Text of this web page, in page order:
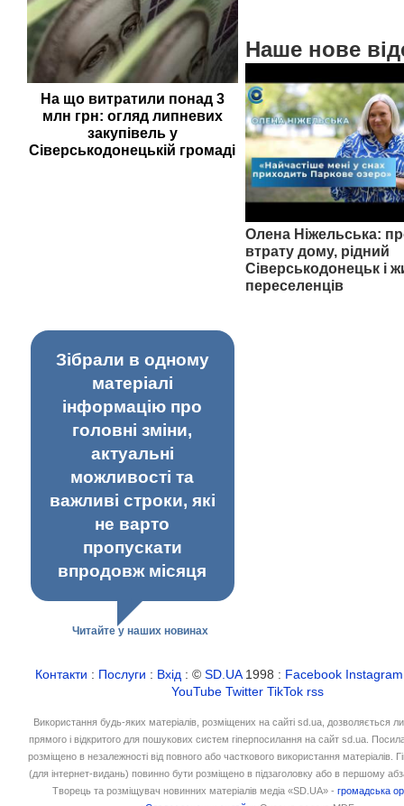
На що витратили понад 3
млн грн: огляд липневих
закупівель у
Сіверськодонецькій громаді
Наше нове
Олена Ніжельська:
втрату дому, рідний
Сіверськодонецьк і
переселенців
Зібрали в одному
матеріалі
інформацію про
головні зміни,
актуальні
можливості та
важливі строки, які
не варто
пропускати
впродовж місяця
Читайте у наших новинах
Контакти : Послуги : Вхід : ©SD.UA1998 : Facebook Instagram
YouTube Twitter TikTok rss
Використання будь-яких матеріалів, розміщених на сайті sd.ua, дозволяється
прямого і відкритого для пошукових систем гіперпосилання на сайт sd.ua.
розміщено в незалежності від повного або часткового використання матеріалів.
(для інтернет-видань) повинно бути розміщено в підзаголовку або в першому
Творець та розміщувач новинних матеріалів медіа «SD.UA» -громадська